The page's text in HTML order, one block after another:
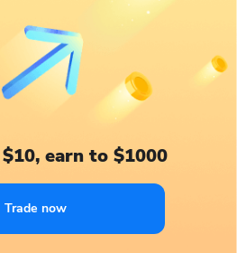
earn to $1000
Trade now